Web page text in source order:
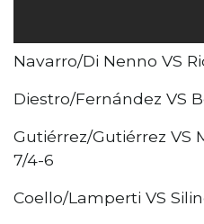
Navarro/Di Nenno VS
Diestro/Fernández VS
Gutiérrez/Gutiérrez VS
7/4-6
Coello/Lamperti VS